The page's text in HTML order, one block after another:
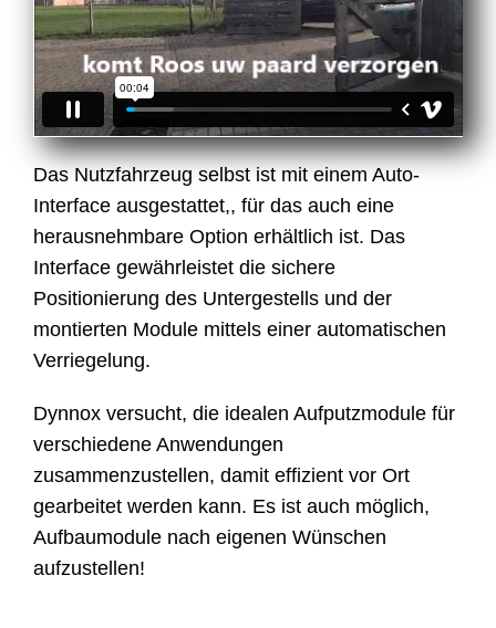
Das Nutzfahrzeug selbst ist mit einem Auto-
Interface ausgestattet,, für das auch eine
herausnehmbare Option erhältlich ist. Das
Interface gewährleistet die sichere
Positionierung des Untergestells und der
montierten Module mittels einer automatischen
Verriegelung.
Dynnox versucht, die idealen Aufputzmodule für
verschiedene Anwendungen
zusammenzustellen, damit effizient vor Ort
gearbeitet werden kann. Es ist auch möglich,
Aufbaumodule nach eigenen Wünschen
aufzustellen!